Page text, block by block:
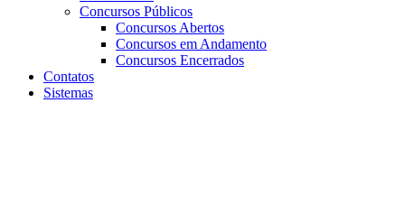
Concursos Públicos
Concursos Abertos
Concursos em Andamento
Concursos Encerrados
Contatos
Sistemas